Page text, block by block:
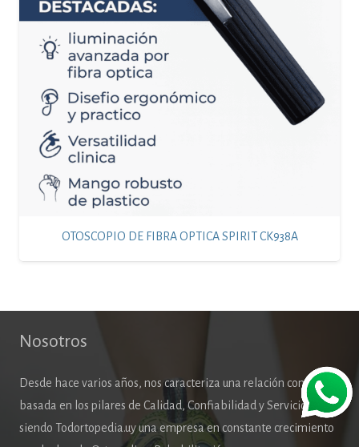
OTOSCOPIO DE FIBRA OPTICA SPIRIT CK938A
Nosotros
Desde hace varios años, nos caracteriza una relación comercial
basada en los pilares de Calidad, Confiabilidad y Servicio,
siendo Todortopedia.uy una empresa en constante crecimiento